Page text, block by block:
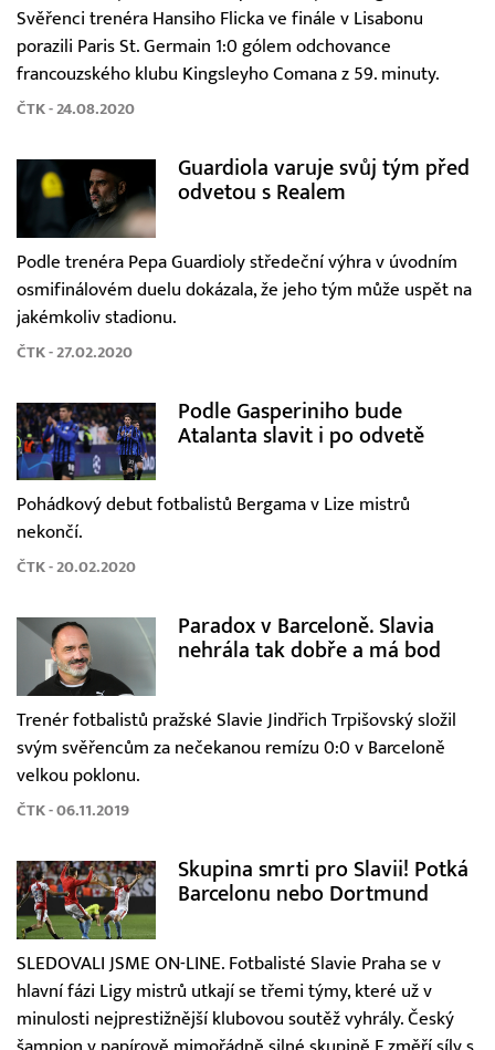
Svěřenci trenéra Hansiho Flicka ve finále v Lisabonu
porazili Paris St. Germain 1:0 gólem odchovance
francouzského klubu Kingsleyho Comana z 59. minuty.
ČTK - 24.08.2020
Guardiola varuje svůj tým před
odvetou s Realem
Podle trenéra Pepa Guardioly středeční výhra v úvodním
osmifinálovém duelu dokázala, že jeho tým může uspět na
jakémkoliv stadionu.
ČTK - 27.02.2020
Podle Gasperiniho bude
Atalanta slavit i po odvetě
Pohádkový debut fotbalistů Bergama v Lize mistrů
nekončí.
ČTK - 20.02.2020
Paradox v Barceloně. Slavia
nehrála tak dobře a má bod
Trenér fotbalistů pražské Slavie Jindřich Trpišovský složil
svým svěřencům za nečekanou remízu 0:0 v Barceloně
velkou poklonu.
ČTK - 06.11.2019
Skupina smrti pro Slavii! Potká
Barcelonu nebo Dortmund
SLEDOVALI JSME ON-LINE. Fotbalisté Slavie Praha se v
hlavní fázi Ligy mistrů utkají se třemi týmy, které už v
minulosti nejprestižnější klubovou soutěž vyhrály. Český